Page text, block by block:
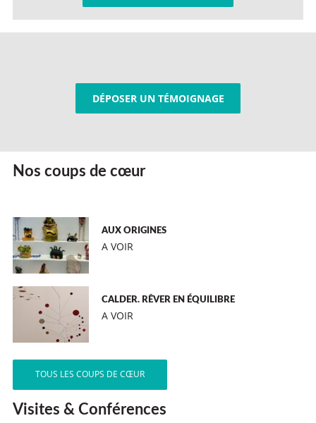
DÉPOSER UN TÉMOIGNAGE
Nos coups de cœur
AUX ORIGINES
A VOIR
CALDER. RÊVER EN ÉQUILIBRE
A VOIR
TOUS LES COUPS DE CŒUR
Visites & Conférences